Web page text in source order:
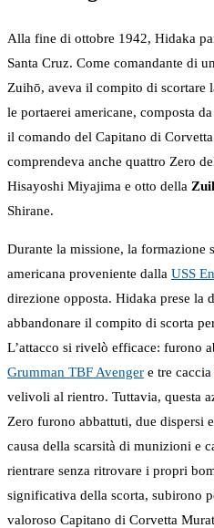
Alla fine di ottobre 1942, Hidaka
Santa Cruz. Come comandante di
Zuihō, aveva il compito di scortare
le portaerei americane, composta
il comando del Capitano di
comprendeva anche quattro Zero
Hisayoshi Miyajima e otto della
Shirane.
Durante la missione, la formazione
americana proveniente dalla USS
direzione opposta. Hidaka prese la
abbandonare il compito di scorta
L’attacco si rivelò efficace: furono
Grumman TBF Avenger e tre caccia
velivoli al rientro. Tuttavia, questa
Zero furono abbattuti, due dispersi
causa della scarsità di munizioni e
rientrare senza ritrovare i propri
significativa della scorta, subirono
valoroso Capitano di Corvetta